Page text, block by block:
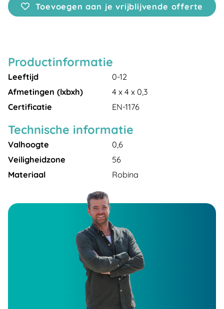
Toevoegen aan je vrijblijvende offerte
Productinformatie
Leeftijd
0-12
Afmetingen (lxbxh)
4 x 4 x 0,3
Certificatie
EN-1176
Technische informatie
Valhoogte
0,6
Veiligheidzone
56
Materiaal
Robina